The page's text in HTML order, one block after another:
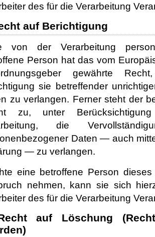
des für die Verarbeitung
auf Berichtigung
von der Verarbeitung
Person hat das vom
gewährte
sie betreffender
zu verlangen. Ferner steht der
zu, unter
die
Daten — auch
— zu verlangen.
eine betroffene Person
nehmen, kann sie sich
des für die Verarbeitung
auf Löschung